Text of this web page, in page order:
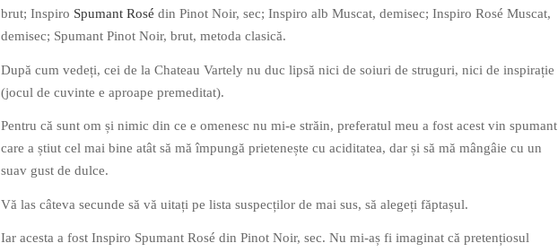
brut; Inspiro Spumant Rosé din Pinot Noir, sec; Inspiro alb Muscat, demisec; Inspiro Rosé Muscat,
demisec; Spumant Pinot Noir, brut, metoda clasică.
După cum vedeți, cei de la Chateau Vartely nu duc lipsă nici de soiuri de struguri, nici de inspirație
(jocul de cuvinte e aproape premeditat).
Pentru că sunt om și nimic din ce e omenesc nu mi-e străin, preferatul meu a fost acest vin spumant
care a știut cel mai bine atât să mă împungă prietenește cu aciditatea, dar și să mă mângâie cu un
suav gust de dulce.
Vă las câteva secunde să vă uitați pe lista suspecților de mai sus, să alegeți făptașul.
Iar acesta a fost Inspiro Spumant Rosé din Pinot Noir, sec. Nu mi-aș fi imaginat că pretențiosul